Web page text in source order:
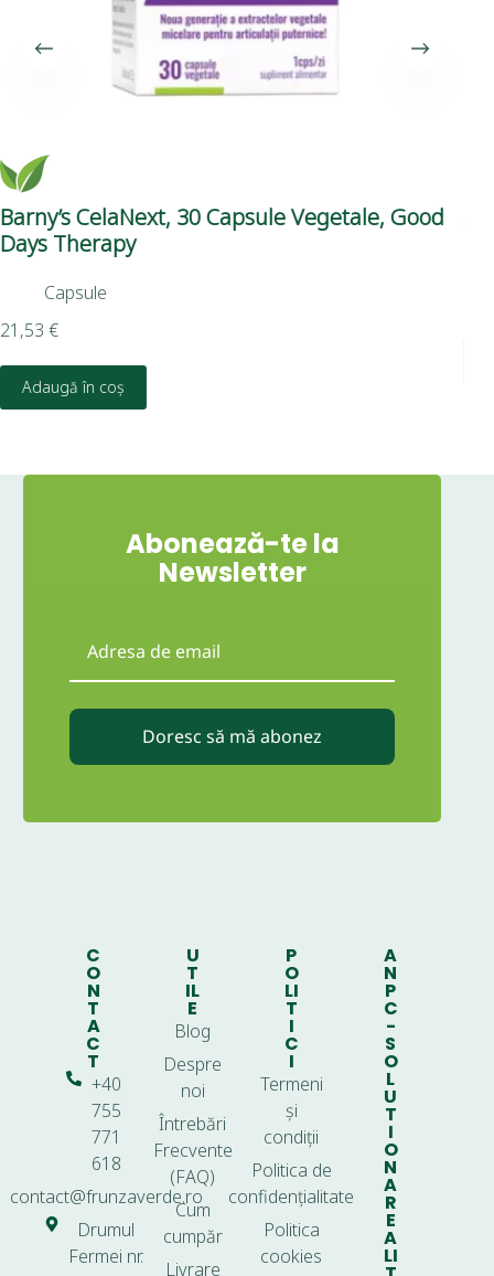
Barny’s CelaNext, 30 Capsule Vegetale, Good
Days Therapy
Capsule
21,53 €
Adaugă în coș
Abonează-te la
Newsletter
Doresc să mă abonez
C
O
N
T
A
C
T
+40
755
771
618
contact@frunzaverde.ro
Drumul
Fermei nr.
U
T
IL
E
Blog
Despre
noi
Întrebări
Frecvente
(FAQ)
Cum
cumpăr
Livrare
P
O
LI
T
I
C
I
Termeni
și
condiții
Politica de
confidențialitate
Politica
cookies
A
N
P
C
-
S
O
L
U
T
I
O
N
A
R
E
A
LI